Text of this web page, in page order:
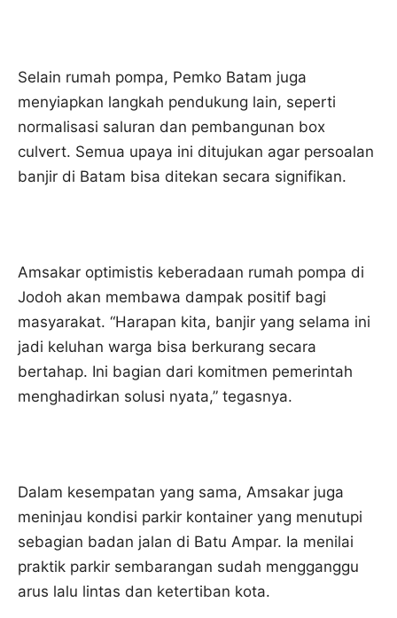
Selain rumah pompa, Pemko Batam juga
menyiapkan langkah pendukung lain, seperti
normalisasi saluran dan pembangunan box
culvert. Semua upaya ini ditujukan agar persoalan
banjir di Batam bisa ditekan secara signifikan.
Amsakar optimistis keberadaan rumah pompa di
Jodoh akan membawa dampak positif bagi
masyarakat. “Harapan kita, banjir yang selama ini
jadi keluhan warga bisa berkurang secara
bertahap. Ini bagian dari komitmen pemerintah
menghadirkan solusi nyata,” tegasnya.
Dalam kesempatan yang sama, Amsakar juga
meninjau kondisi parkir kontainer yang menutupi
sebagian badan jalan di Batu Ampar. Ia menilai
praktik parkir sembarangan sudah mengganggu
arus lalu lintas dan ketertiban kota.